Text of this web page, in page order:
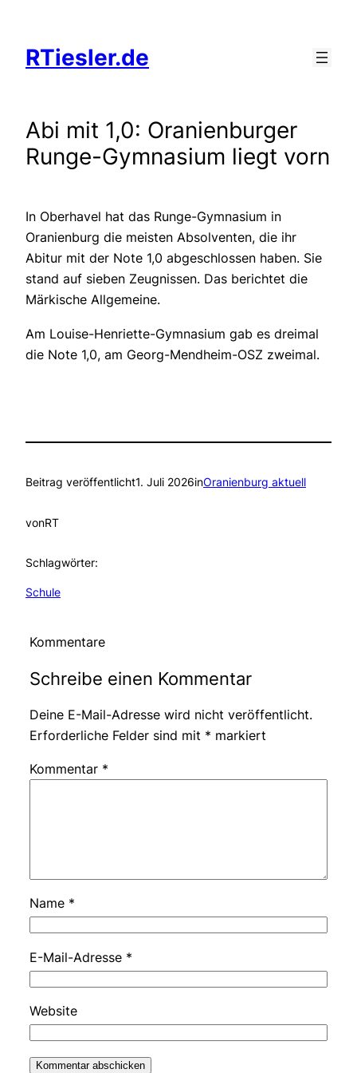
springen
RTiesler.de
Abi mit 1,0: Oranienburger
Runge-Gymnasium liegt vorn
In Oberhavel hat das Runge-Gymnasium in
Oranienburg die meisten Absolventen, die ihr
Abitur mit der Note 1,0 abgeschlossen haben. Sie
stand auf sieben Zeugnissen. Das berichtet die
Märkische Allgemeine.
Am Louise-Henriette-Gymnasium gab es dreimal
die Note 1,0, am Georg-Mendheim-OSZ zweimal.
Beitrag veröffentlicht1. Juli 2026inOranienburg aktuell
vonRT
Schlagwörter:
Schule
Kommentare
Schreibe einen Kommentar
Deine E-Mail-Adresse wird nicht veröffentlicht.
Erforderliche Felder sind mit * markiert
Kommentar *
Name *
E-Mail-Adresse *
Website